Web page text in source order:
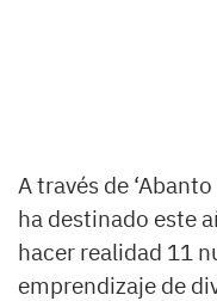
A través de
ha destinado este
hacer realidad 11
emprendizaje de